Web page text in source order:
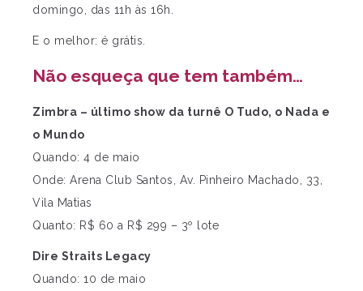
domingo, das 11h às 16h.
E o melhor: é grátis.
Não esqueça que tem também…
Zimbra – último show da turnê O Tudo, o Nada e
o Mundo
Quando: 4 de maio
Onde: Arena Club Santos, Av. Pinheiro Machado, 33,
Vila Matias
Quanto: R$ 60 a R$ 299 – 3º lote
Dire Straits Legacy
Quando: 10 de maio